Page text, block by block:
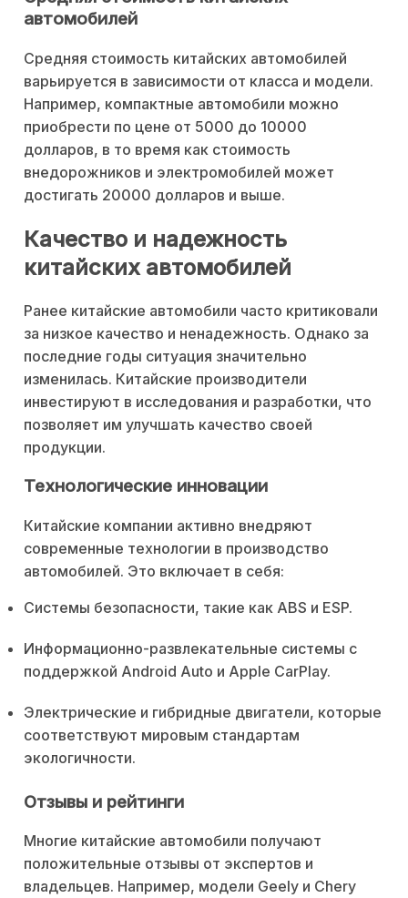
автомобилей
Средняя стоимость китайских автомобилей
варьируется в зависимости от класса и модели.
Например, компактные автомобили можно
приобрести по цене от 5000 до 10000
долларов, в то время как стоимость
внедорожников и электромобилей может
достигать 20000 долларов и выше.
Качество и надежность
китайских автомобилей
Ранее китайские автомобили часто критиковали
за низкое качество и ненадежность. Однако за
последние годы ситуация значительно
изменилась. Китайские производители
инвестируют в исследования и разработки, что
позволяет им улучшать качество своей
продукции.
Технологические инновации
Китайские компании активно внедряют
современные технологии в производство
автомобилей. Это включает в себя:
Системы безопасности, такие как ABS и ESP.
Информационно-развлекательные системы с
поддержкой Android Auto и Apple CarPlay.
Электрические и гибридные двигатели, которые
соответствуют мировым стандартам
экологичности.
Отзывы и рейтинги
Многие китайские автомобили получают
положительные отзывы от экспертов и
владельцев. Например, модели Geely и Chery